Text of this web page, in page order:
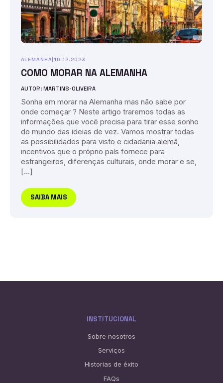
ALEMANHA 16.12.2023
COMO MORAR NA ALEMANHA
AUTOR: MARTINS-OLIVEIRA
Sonha em morar na Alemanha mas não sabe por
onde começar ? Neste artigo traremos todas as
informações que você precisa para tirar esse sonho
do mundo das ideias de vez. Vamos mostrar todas
as possibilidades para visto e cidadania alemã,
incentivos que o próprio país fornece para
estrangeiros, diferenças culturais, onde morar e se,
[…]
SAIBA MAIS
INSTITUCIONAL
Sobre nosotros
Serviços
Historias de éxito
FAQs